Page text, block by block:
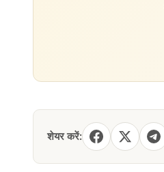
शेयर करें: